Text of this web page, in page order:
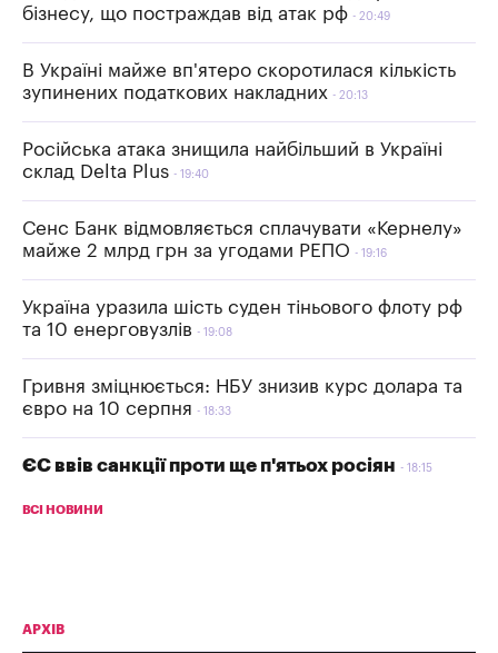
бізнесу, що постраждав від атак рф
20:49
В Україні майже вп'ятеро скоротилася кількість
зупинених податкових накладних
20:13
Російська атака знищила найбільший в Україні
склад Delta Plus
19:40
Сенс Банк відмовляється сплачувати «Кернелу»
майже 2 млрд грн за угодами РЕПО
19:16
Україна уразила шість суден тіньового флоту рф
та 10 енерговузлів
19:08
Гривня зміцнюється: НБУ знизив курс долара та
євро на 10 серпня
18:33
ЄС ввів санкції проти ще п'ятьох росіян 18:15
ВСІ НОВИНИ
АРХІВ